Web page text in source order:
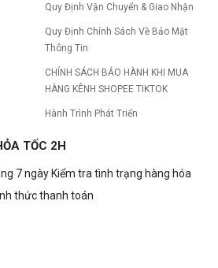
AMD Ryzen 7 7700X3D chính thức ra mắt
công nghệ 3D V-Cache đỉnh cao, mang lại
năng chơi game vượt trội. Khám phá chi tiết
Nguyên nhân khiến PC gaming bị tụt
thường gặp
nguyên nhân khiến máy tụt FPS khi chơi game
Thắng.
Card Đã Tới Tay Đối Tác Nhưng
Kẹt" Vì Giá RAM GDDR7 3GB
đột ngột tạm hoãn ra mắt dòng card đồ
nguồn từ mức giá "đắt đỏ" của các chip bộ
Quy Định Vận Chuyển & Giao Nhận
Quy Định Chính Sách Về Bảo Mật
Thông Tin
CHÍNH SÁCH BẢO HÀNH KHI MUA
HÀNG KÊNH SHOPEE TIKTOK
Hành Trình Phát Triển
TỐC 2H
7 ngày Kiểm tra tình trạng hàng hóa
thức thanh toán